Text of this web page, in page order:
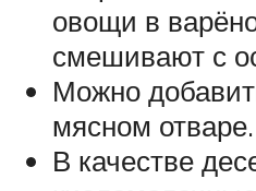
овощи в
смешивают с
Можно
мясном отваре.
В качестве